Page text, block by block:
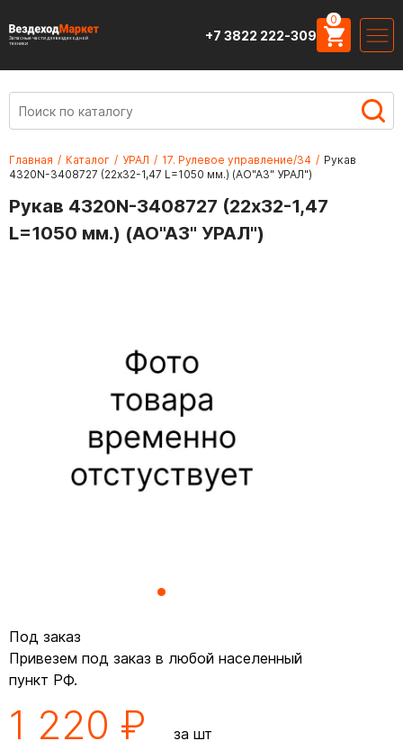
Запасные части для вездеходной
техники
+7 3822 222-309
0
Главная / Каталог / УРАЛ / 17. Рулевое управление/34 / Рукав
4320N-3408727 (22х32-1,47 L=1050 мм.) (АО"АЗ" УРАЛ")
Рукав 4320N-3408727 (22х32-1,47
L=1050 мм.) (АО"АЗ" УРАЛ")
Под заказ
Привезем под заказ в любой населенный
пункт РФ.
1 220 ₽ за шт